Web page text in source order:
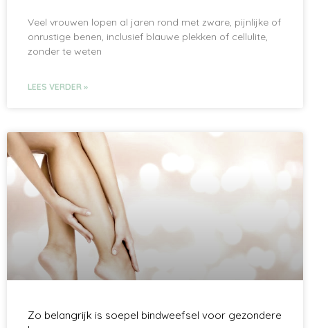
Veel vrouwen lopen al jaren rond met zware, pijnlijke of
onrustige benen, inclusief blauwe plekken of cellulite,
zonder te weten
LEES VERDER »
Zo belangrijk is soepel bindweefsel voor gezondere